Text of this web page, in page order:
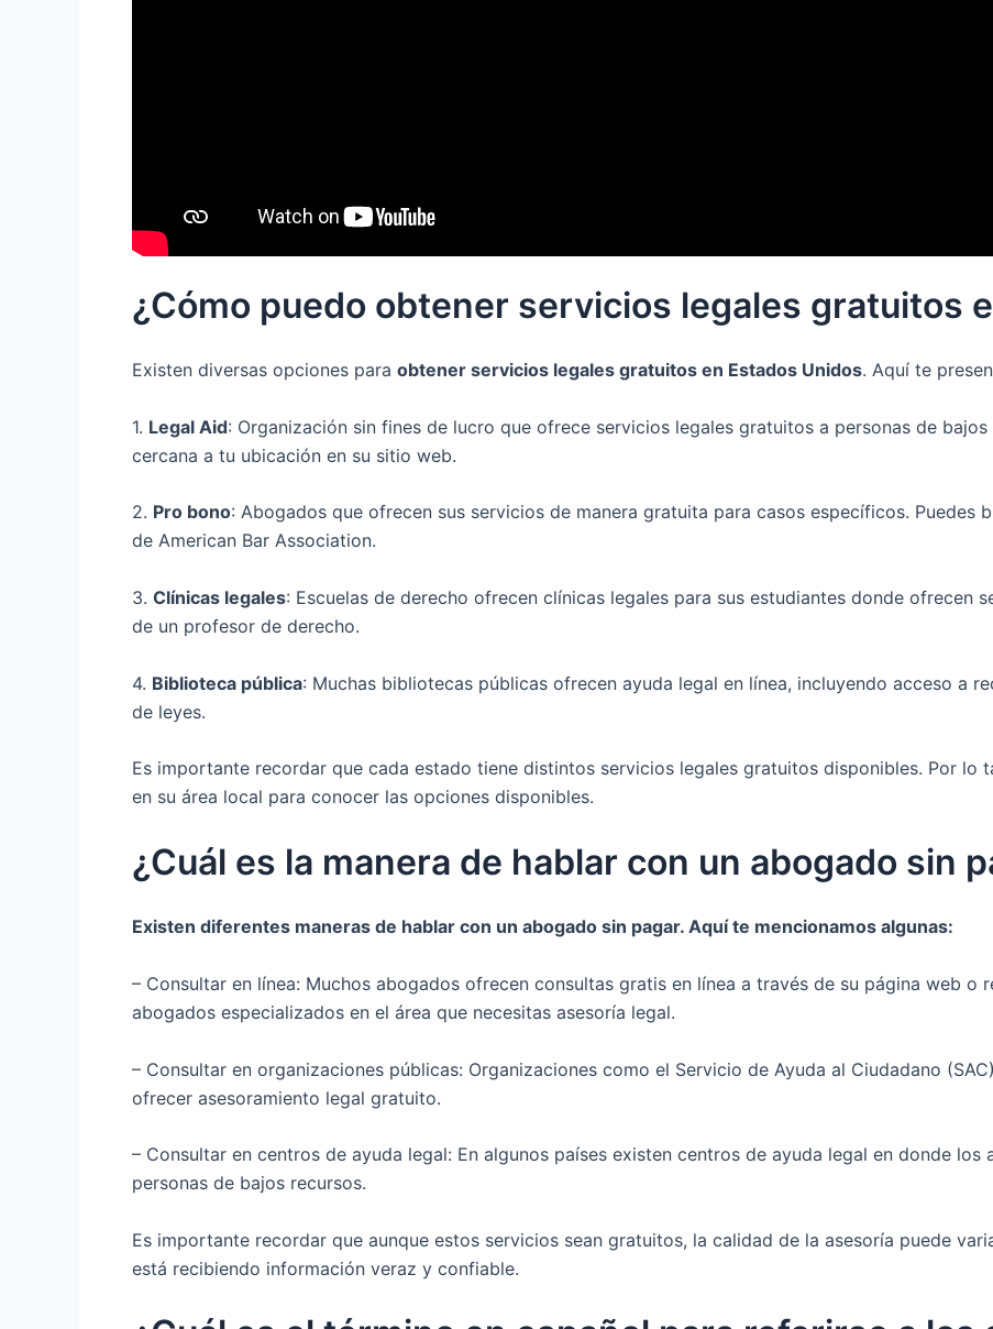
¿Cómo puedo obtener servicios legales gratuitos
Existen diversas opciones para obtener servicios legales gratuitos en Estados Unidos. Aquí te
1. Legal Aid: Organización sin fines de lucro que ofrece servicios legales gratuitos a personas de
cercana a tu ubicación en su sitio web.
2. Pro bono: Abogados que ofrecen sus servicios de manera gratuita para casos específicos. Puedes
de American Bar Association.
3. Clínicas legales: Escuelas de derecho ofrecen clínicas legales para sus estudiantes donde ofrecen
de un profesor de derecho.
4. Biblioteca pública: Muchas bibliotecas públicas ofrecen ayuda legal en línea, incluyendo acceso a
de leyes.
Es importante recordar que cada estado tiene distintos servicios legales gratuitos disponibles. Por lo
en su área local para conocer las opciones disponibles.
¿Cuál es la manera de hablar con un abogado sin
Existen diferentes maneras de hablar con un abogado sin pagar. Aquí te mencionamos algunas:
– Consultar en línea: Muchos abogados ofrecen consultas gratis en línea a través de su página web o
abogados especializados en el área que necesitas asesoría legal.
– Consultar en organizaciones públicas: Organizaciones como el Servicio de Ayuda al Ciudadano
ofrecer asesoramiento legal gratuito.
– Consultar en centros de ayuda legal: En algunos países existen centros de ayuda legal en donde
personas de bajos recursos.
Es importante recordar que aunque estos servicios sean gratuitos, la calidad de la asesoría puede
está recibiendo información veraz y confiable.